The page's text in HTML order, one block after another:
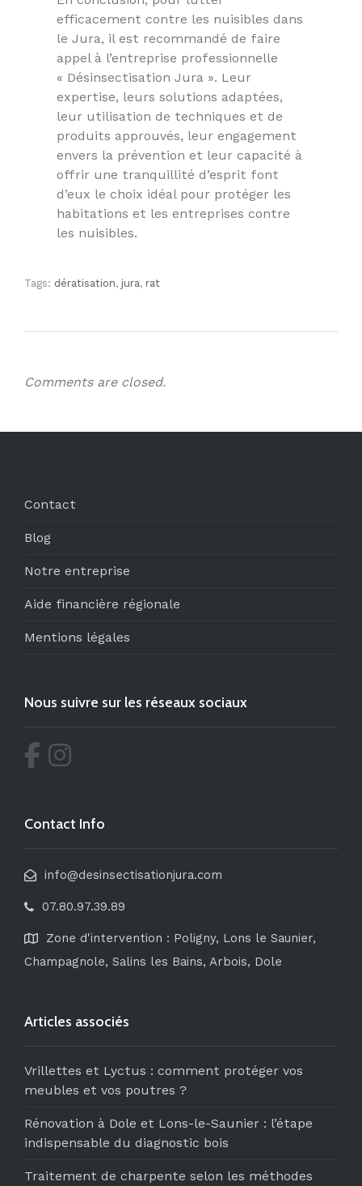
efficacement contre les nuisibles dans
le Jura, il est recommandé de faire
appel à l’entreprise professionnelle
« Désinsectisation Jura ». Leur
expertise, leurs solutions adaptées,
leur utilisation de techniques et de
produits approuvés, leur engagement
envers la prévention et leur capacité à
offrir une tranquillité d’esprit font
d’eux le choix idéal pour protéger les
habitations et les entreprises contre
les nuisibles.
Tags: dératisation, jura, rat
Comments are closed.
Contact
Blog
Notre entreprise
Aide financière régionale
Mentions légales
Nous suivre sur les réseaux sociaux
Contact Info
info@desinsectisationjura.com
07.80.97.39.89
Zone d'intervention : Poligny, Lons le Saunier,
Champagnole, Salins les Bains, Arbois, Dole
Articles associés
Vrillettes et Lyctus : comment protéger vos
meubles et vos poutres ?
Rénovation à Dole et Lons-le-Saunier : l’étape
indispensable du diagnostic bois
Traitement de charpente selon les méthodes